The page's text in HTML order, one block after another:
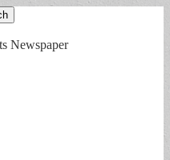
Newspaper